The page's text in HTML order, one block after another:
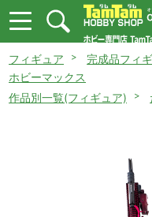
フィギュア
完成品フィ
ホビーマックス
作品別一覧(フィギュア)